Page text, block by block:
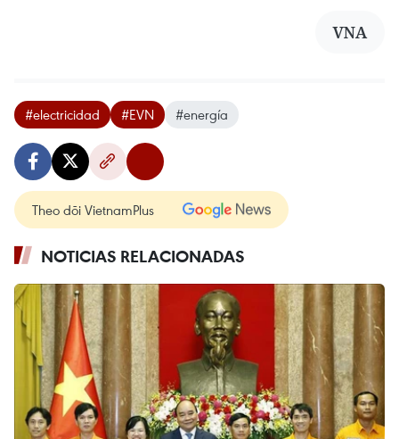
VNA
#electricidad #EVN #energía
Theo dõi VietnamPlus
NOTICIAS RELACIONADAS